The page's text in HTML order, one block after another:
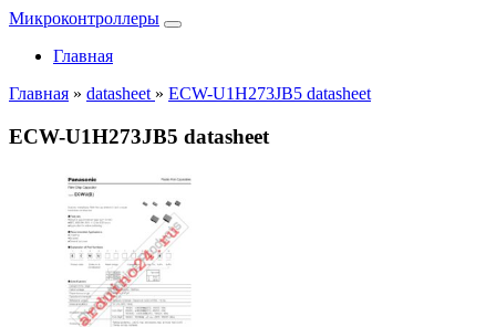
Микроконтроллеры
Главная
Главная » datasheet » ECW-U1H273JB5 datasheet
ECW-U1H273JB5 datasheet